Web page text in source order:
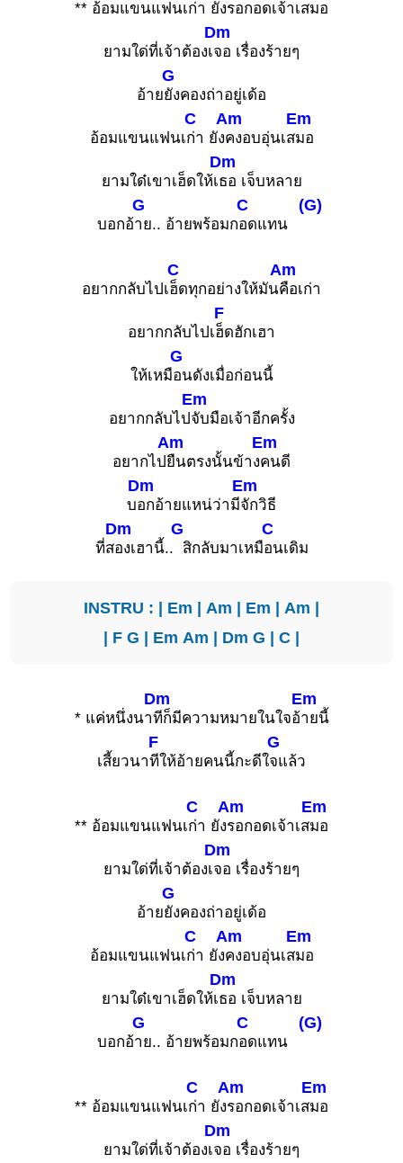
** อ้อมแขนแฟนเก่า ยังรอกอดเจ้าเสมอ
ยามใด่ที่เจ้าต้องเ
Dm
จอ เรื่องร้ายๆ
อ้าย
G
ยังคองถ่าอยู่เด้อ
อ้อมแขนแฟนเ
C
ก่า ยัง
Am
คงอบอุ่นเส
Em
มอ
ยามใด๋เขาเฮ็ดให้เ
Dm
ธอ เจ็บหลาย
บอกอ้
G
าย.. อ้ายพร้อมก
C
อดแทน
(G)
อยากกลับไปเ
C
ฮ็ดทุกอย่างให้มัน
Am
คือเก่า
อยากกลับไปเ
F
ฮ็ดฮักเฮา
ให้เหมื
G
อนดังเมื่อก่อนนี้
อยากกลับไป
Em
จับมือเจ้าอีกครั้ง
อยากไป
Am
ยืนตรงนั้นข้าง
Em
คนดี
บ
Dm
อกอ้ายแหน่ว่ามี
Em
จักวิธี
ที่ส
Dm
องเฮานี้..
G
สิกลับมาเหมื
C
อนเดิม
INSTRU : | Em | Am | Em | Am |
| F G | Em Am | Dm G | C |
* แค่หนึ่งนา
Dm
ทีก็มีความหมายในใจอ้
Em
ายนี้
เสี้ยวนา
F
ทีให้อ้ายคนนี้กะดีใ
G
จแล้ว
** อ้อมแขนแฟนเ
C
ก่า ยัง
Am
รอกอดเจ้าเส
Em
มอ
ยามใด่ที่เจ้าต้องเ
Dm
จอ เรื่องร้ายๆ
อ้าย
G
ยังคองถ่าอยู่เด้อ
อ้อมแขนแฟนเ
C
ก่า ยัง
Am
คงอบอุ่นเส
Em
มอ
ยามใด๋เขาเฮ็ดให้เ
Dm
ธอ เจ็บหลาย
บอกอ้
G
าย.. อ้ายพร้อมก
C
อดแทน
(G)
** อ้อมแขนแฟนเ
C
ก่า ยัง
Am
รอกอดเจ้าเส
Em
มอ
ยามใด่ที่เจ้าต้องเ
Dm
จอ เรื่องร้ายๆ